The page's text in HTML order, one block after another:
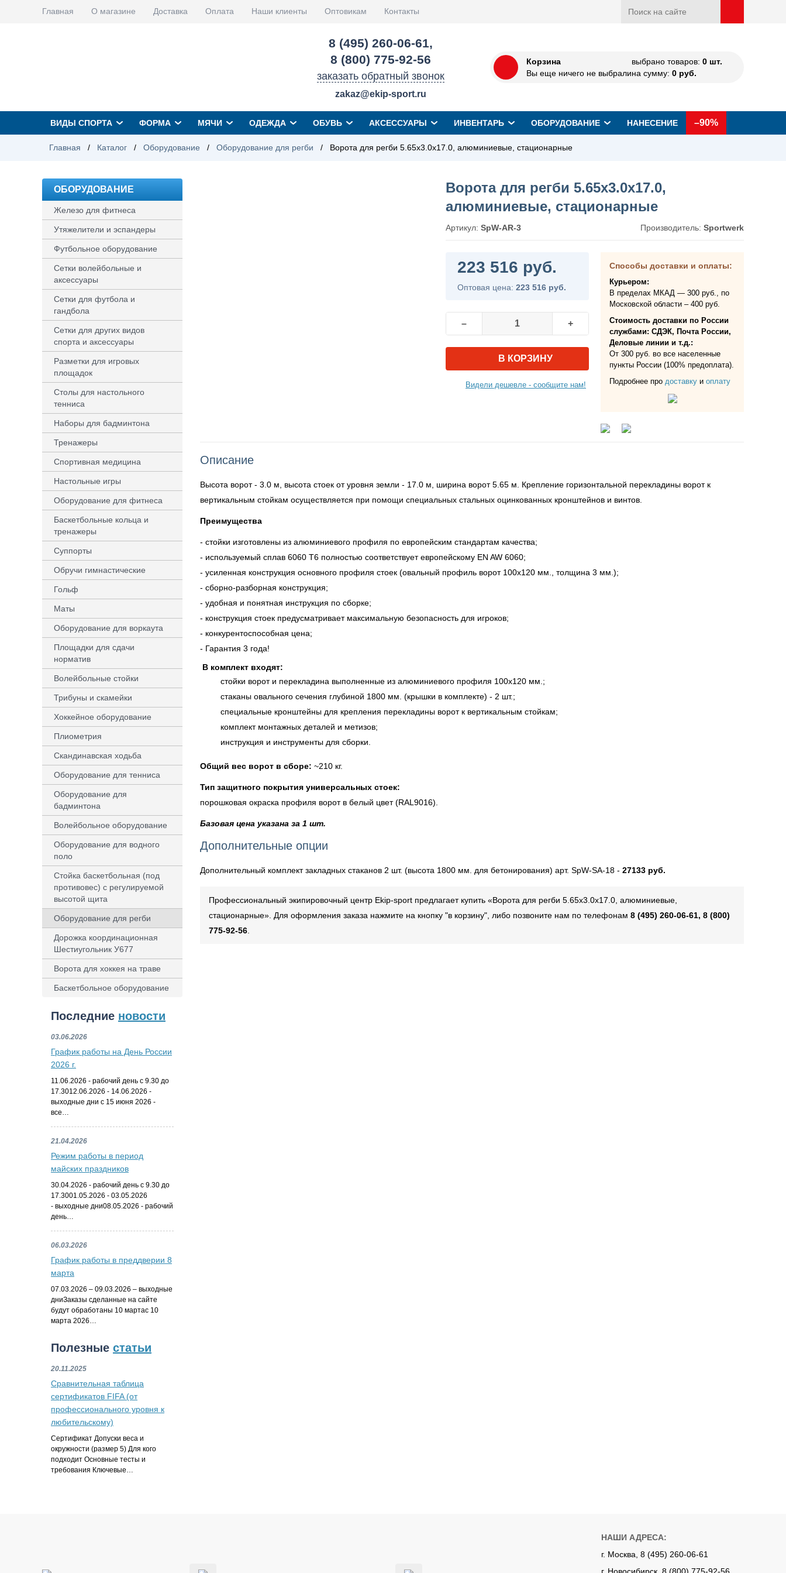
Главная О магазине Доставка Оплата Наши клиенты Оптовикам Контакты
8 (495) 260-06-61,
8 (800) 775-92-56
заказать обратный звонок
zakaz@ekip-sport.ru
Корзина
Вы еще ничего не выбрали
выбрано товаров: 0 шт.
на сумму: 0 руб.
ВИДЫ СПОРТА ФОРМА МЯЧИ ОДЕЖДА ОБУВЬ АКСЕССУАРЫ ИНВЕНТАРЬ ОБОРУДОВАНИЕ НАНЕСЕНИЕ –90%
Главная / Каталог / Оборудование / Оборудование для регби / Ворота для регби 5.65х3.0х17.0, алюминиевые, стационарные
ОБОРУДОВАНИЕ
Железо для фитнеса
Утяжелители и эспандеры
Футбольное оборудование
Сетки волейбольные и
аксессуары
Сетки для футбола и
гандбола
Сетки для других видов
спорта и аксессуары
Разметки для игровых
площадок
Столы для настольного
тенниса
Наборы для бадминтона
Тренажеры
Спортивная медицина
Настольные игры
Оборудование для фитнеса
Баскетбольные кольца и
тренажеры
Суппорты
Обручи гимнастические
Гольф
Маты
Оборудование для воркаута
Площадки для сдачи
норматив
Волейбольные стойки
Трибуны и скамейки
Хоккейное оборудование
Плиометрия
Скандинавская ходьба
Оборудование для тенниса
Оборудование для
бадминтона
Волейбольное оборудование
Оборудование для водного
поло
Стойка баскетбольная (под
противовес) с регулируемой
высотой щита
Оборудование для регби
Дорожка координационная
Шестиугольник У677
Ворота для хоккея на траве
Баскетбольное оборудование
Последние новости
03.06.2026
График работы на День России
2026 г.
11.06.2026 - рабочий день с 9.30 до
17.3012.06.2026 - 14.06.2026 -
выходные дни с 15 июня 2026 -
все…
21.04.2026
Режим работы в период
майских праздников
30.04.2026 - рабочий день с 9.30 до
17.3001.05.2026 - 03.05.2026
- выходные дни08.05.2026 - рабочий
день…
06.03.2026
График работы в преддверии 8
марта
07.03.2026 – 09.03.2026 – выходные
дниЗаказы сделанные на сайте
будут обработаны 10 мартас 10
марта 2026…
Полезные статьи
20.11.2025
Сравнительная таблица
сертификатов FIFA (от
профессионального уровня к
любительскому)
Сертификат Допуски веса и
окружности (размер 5) Для кого
подходит Основные тесты и
требования Ключевые…
Ворота для регби 5.65х3.0х17.0,
алюминиевые, стационарные
Артикул: SpW-AR-3 Производитель: Sportwerk
223 516 руб.
Оптовая цена: 223 516 руб.
– +
В КОРЗИНУ
Видели дешевле - сообщите нам!
Способы доставки и оплаты:
Курьером:
В пределах МКАД — 300 руб., по
Московской области – 400 руб.
Стоимость доставки по России
службами: СДЭК, Почта России,
Деловые линии и т.д.:
От 300 руб. во все населенные
пункты России (100% предоплата).
Подробнее про доставку и оплату
Описание
Высота ворот - 3.0 м, высота стоек от уровня земли - 17.0 м, ширина ворот 5.65 м. Крепление горизонтальной перекладины ворот к
вертикальным стойкам осуществляется при помощи специальных стальных оцинкованных кронштейнов и винтов.
Преимущества
- стойки изготовлены из алюминиевого профиля по европейским стандартам качества;
- используемый сплав 6060 Т6 полностью соответствует европейскому EN AW 6060;
- усиленная конструкция основного профиля стоек (овальный профиль ворот 100х120 мм., толщина 3 мм.);
- cборно-разборная конструкция;
- удобная и понятная инструкция по сборке;
- конструкция стоек предусматривает максимальную безопасность для игроков;
- конкурентоспособная цена;
- Гарантия 3 года!
В комплект входят:
cтойки ворот и перекладина выполненные из алюминиевого профиля 100х120 мм.;
стаканы овального сечения глубиной 1800 мм. (крышки в комплекте) - 2 шт.;
специальные кронштейны для крепления перекладины ворот к вертикальным стойкам;
комплект монтажных деталей и метизов;
инструкция и инструменты для сборки.
Общий вес ворот в сборе: ~210 кг.
Тип защитного покрытия универсальных стоек:
порошковая окраска профиля ворот в белый цвет (RAL9016).
Базовая цена указана за 1 шт.
Дополнительные опции
Дополнительный комплект закладных стаканов 2 шт. (высота 1800 мм. для бетонирования) арт. SpW-SA-18 - 27133 руб.
Профессиональный экипировочный центр Ekip-sport предлагает купить «Ворота для регби 5.65х3.0х17.0, алюминиевые,
стационарные». Для оформления заказа нажмите на кнопку "в корзину", либо позвоните нам по телефонам 8 (495) 260-06-61, 8 (800)
775-92-56
НАШИ АДРЕСА:
г. Москва, 8 (495) 260-06-61